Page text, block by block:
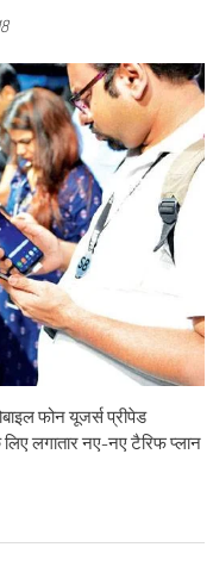
फोन यूजर्स प्रीपेड
लगातार नए-नए टैरिफ प्लान